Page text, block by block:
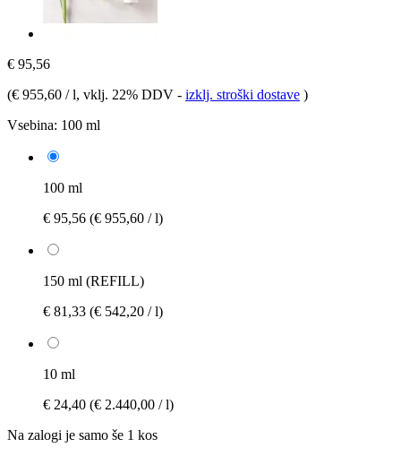
€ 95,56
(€ 955,60 / l, vklj. 22% DDV - izklj. stroški dostave )
Vsebina: 100 ml
100 ml
€ 95,56 (€ 955,60 / l)
150 ml (REFILL)
€ 81,33 (€ 542,20 / l)
10 ml
€ 24,40 (€ 2.440,00 / l)
Na zalogi je samo še 1 kos